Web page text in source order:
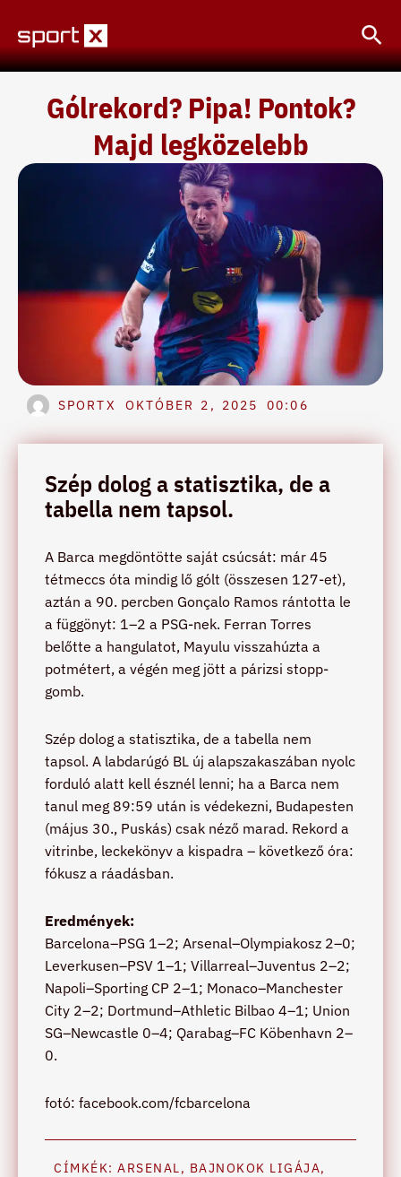
content
Gólrekord? Pipa! Pontok?
Majd legközelebb
SPORTX OKTÓBER 2, 2025 00:06
Szép dolog a statisztika, de a
tabella nem tapsol.
A Barca megdöntötte saját csúcsát: már 45
tétmeccs óta mindig lő gólt (összesen 127-et),
aztán a 90. percben Gonçalo Ramos rántotta le
a függönyt: 1–2 a PSG-nek. Ferran Torres
belőtte a hangulatot, Mayulu visszahúzta a
potmétert, a végén meg jött a párizsi stopp-
gomb.
Szép dolog a statisztika, de a tabella nem
tapsol. A labdarúgó BL új alapszakaszában nyolc
forduló alatt kell észnél lenni; ha a Barca nem
tanul meg 89:59 után is védekezni, Budapesten
(május 30., Puskás) csak néző marad. Rekord a
vitrinbe, leckekönyv a kispadra – következő óra:
fókusz a ráadásban.
Eredmények:
Barcelona–PSG 1–2; Arsenal–Olympiakosz 2–0;
Leverkusen–PSV 1–1; Villarreal–Juventus 2–2;
Napoli–Sporting CP 2–1; Monaco–Manchester
City 2–2; Dortmund–Athletic Bilbao 4–1; Union
SG–Newcastle 0–4; Qarabag–FC Köbenhavn 2–
0.
fotó: facebook.com/fcbarcelona
CÍMKÉK: ARSENAL, BAJNOKOK LIGÁJA,